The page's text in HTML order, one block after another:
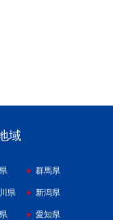
域
群馬県
県 新潟県
愛知県